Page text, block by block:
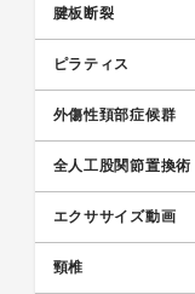
腱板断裂
ピラティス
外傷性頚部症候群
全人工股関節置換術
エクササイズ動画
頸椎